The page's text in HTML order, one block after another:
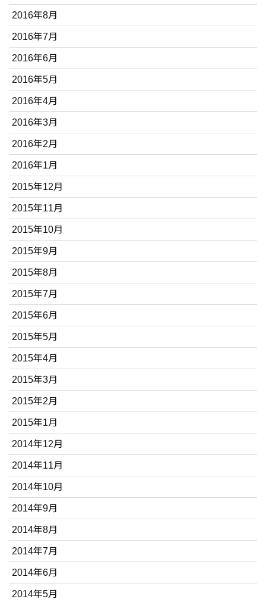
2016年8月
2016年7月
2016年6月
2016年5月
2016年4月
2016年3月
2016年2月
2016年1月
2015年12月
2015年11月
2015年10月
2015年9月
2015年8月
2015年7月
2015年6月
2015年5月
2015年4月
2015年3月
2015年2月
2015年1月
2014年12月
2014年11月
2014年10月
2014年9月
2014年8月
2014年7月
2014年6月
2014年5月